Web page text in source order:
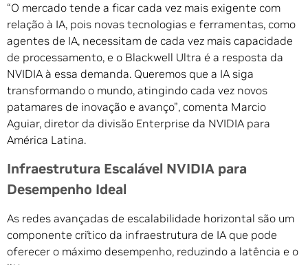
“O mercado tende a ficar cada vez mais exigente com
relação à IA, pois novas tecnologias e ferramentas, como
agentes de IA, necessitam de cada vez mais capacidade
de processamento, e o Blackwell Ultra é a resposta da
NVIDIA à essa demanda. Queremos que a IA siga
transformando o mundo, atingindo cada vez novos
patamares de inovação e avanço”, comenta Marcio
Aguiar, diretor da divisão Enterprise da NVIDIA para
América Latina.
Infraestrutura Escalável NVIDIA para
Desempenho Ideal
As redes avançadas de escalabilidade horizontal são um
componente crítico da infraestrutura de IA que pode
oferecer o máximo desempenho, reduzindo a latência e o